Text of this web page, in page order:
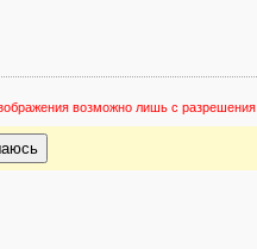
возможно лишь с разрешения